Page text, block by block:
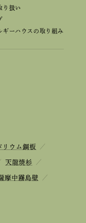
り扱い
ギーハウスの取り組み
リウム鋼板 ／
天龍焼杉 ／
摩中霧島壁 ／